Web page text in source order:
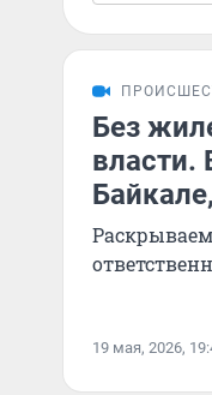
Без
власти.
19 мая, 2026,